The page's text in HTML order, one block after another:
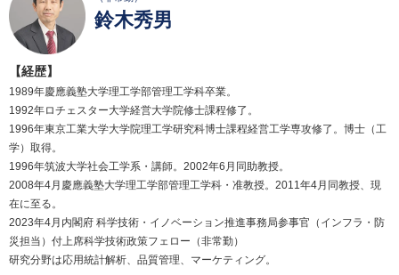
鈴木秀男
【経歴】
1989年慶應義塾大学理工学部管理工学科卒業。
1992年ロチェスター大学経営大学院修士課程修了。
1996年東京工業大学大学院理工学研究科博士課程経営工学専攻修了。博士（工
学）取得。
1996年筑波大学社会工学系・講師。2002年6月同助教授。
2008年4月慶應義塾大学理工学部管理工学科・准教授。2011年4月同教授、現
在に至る。
2023年4月内閣府 科学技術・イノベーション推進事務局参事官（インフラ・防
災担当）付上席科学技術政策フェロー（非常勤）
研究分野は応用統計解析、品質管理、マーケティング。